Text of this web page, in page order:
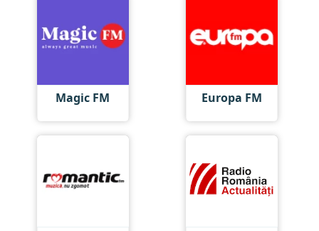
Magic FM Europa FM